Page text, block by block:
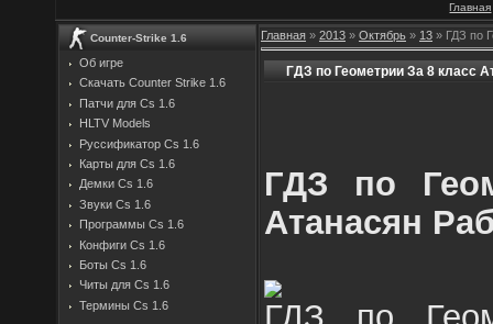
Главная
Counter-Strike 1.6
Об игре
Скачать Counter Strike 1.6
Патчи для Cs 1.6
HLTV Models
Руссификатор Cs 1.6
Карты для Cs 1.6
Демки Cs 1.6
Звуки Cs 1.6
Программы Cs 1.6
Конфиги Cs 1.6
Боты Cs 1.6
Читы для Cs 1.6
Термины Cs 1.6
Главная » 2013 » Октябрь » 13 » ГДЗ по
ГДЗ по Геометрии За 8 класс
ГДЗ по
Атанасян
ГДЗ по